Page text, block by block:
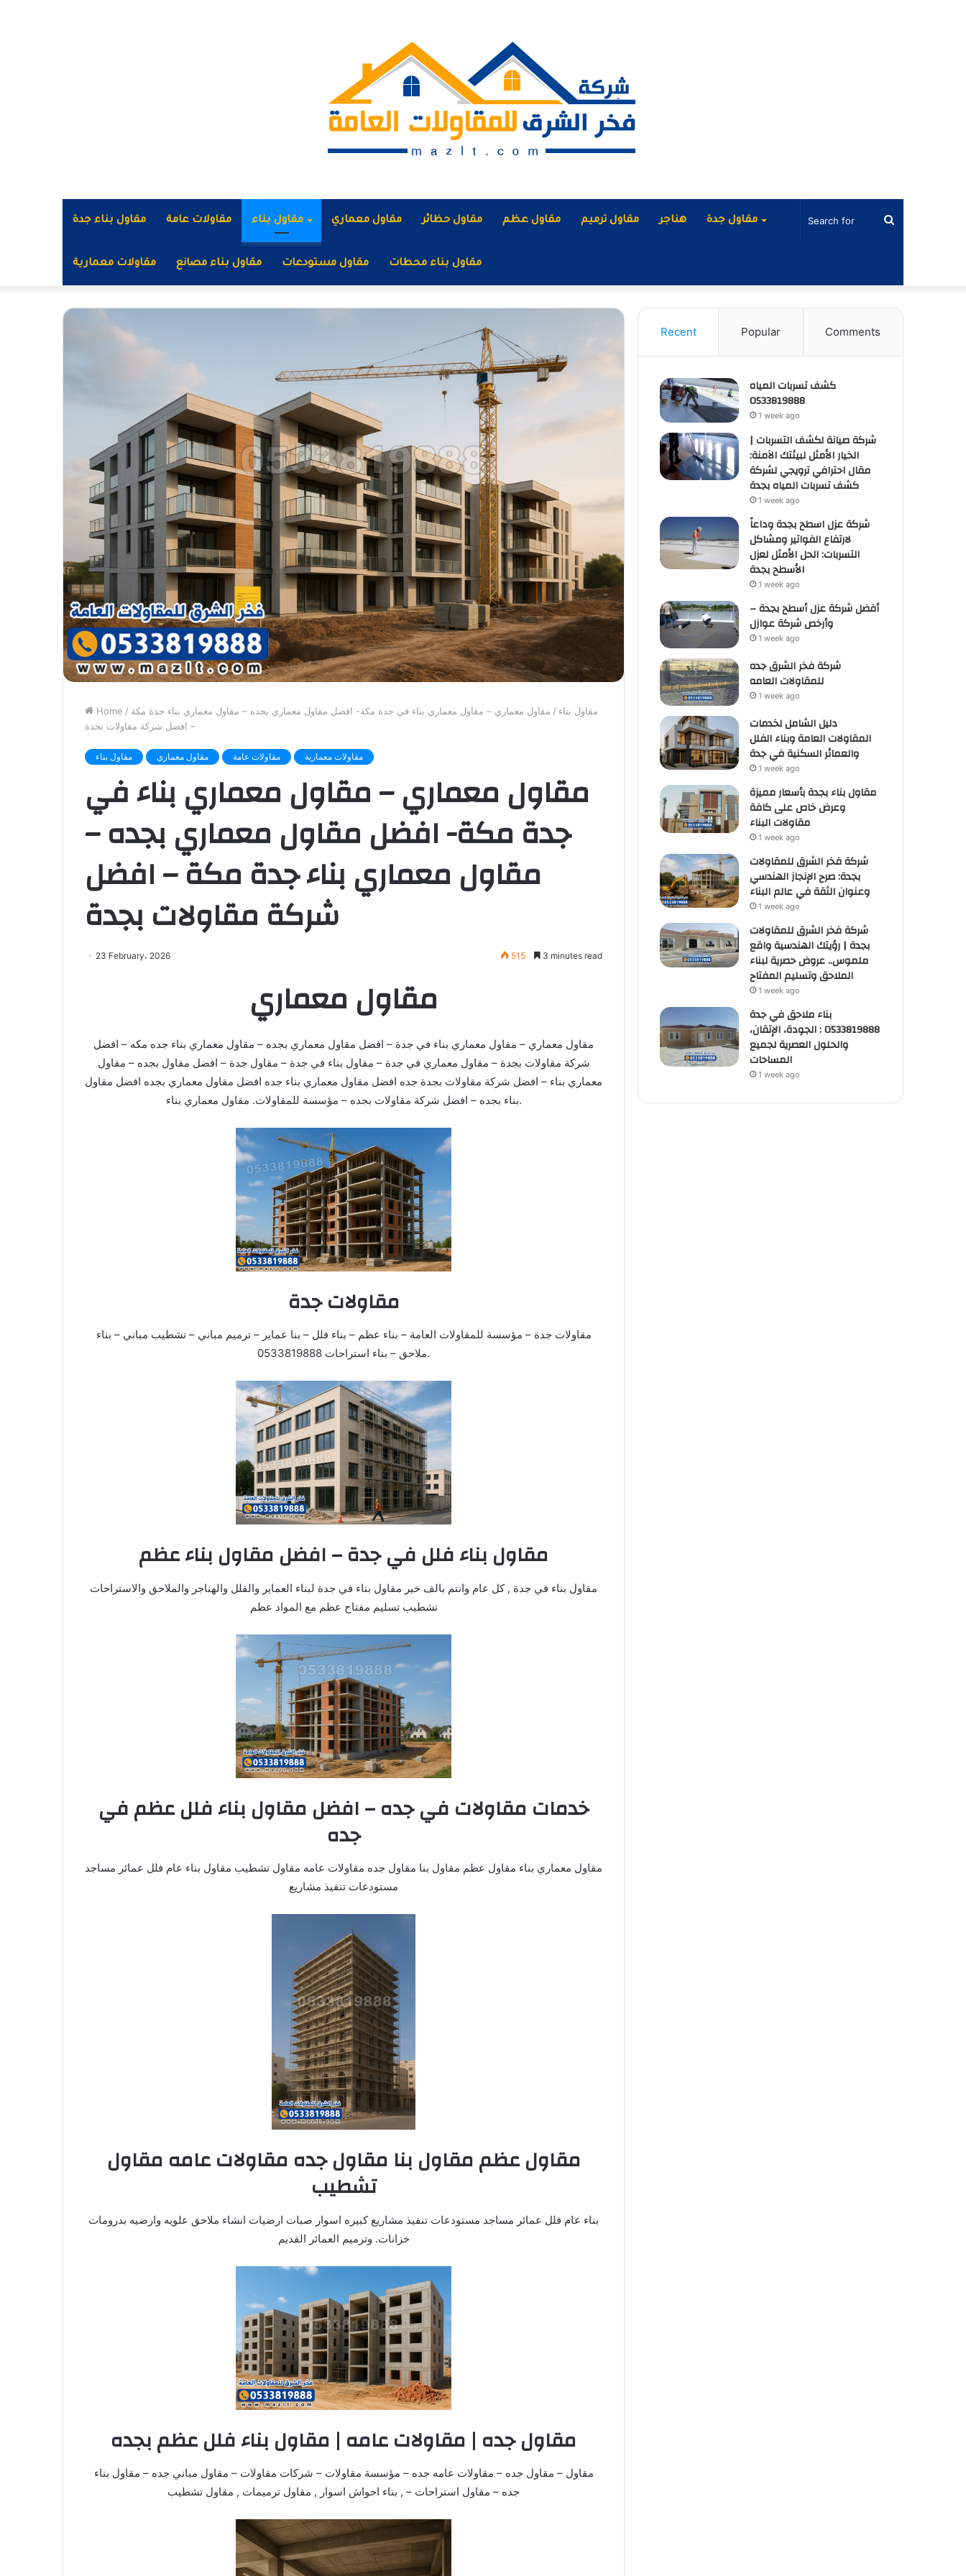
مقاول بناء جدة مقاولات عامة مقاول بناء مقاول معماري مقاول حظائر مقاول عظم مقاول ترميم هناجر مقاول جدة
مقاولات معمارية مقاول بناء مصانع مقاول مستودعات مقاول بناء محطات
Search
Home / مقاول بناء / مقاول معماري – مقاول معماري بناء في جدة مكة- افضل مقاول معماري بجده – مقاول معماري بناء جدة مكة
– افضل شركة مقاولات بجدة
مقاول بناء مقاول معماري مقاولات عامة مقاولات معمارية
مقاول معماري – مقاول معماري بناء في
جدة مكة- افضل مقاول معماري بجده –
مقاول معماري بناء جدة مكة – افضل
شركة مقاولات بجدة
23 February، 2026 515 3 minutes read
مقاول معماري
مقاول معماري – مقاول معماري بناء في جدة – افضل مقاول معماري بجده – مقاول معماري بناء جده مكه – افضل
شركة مقاولات بجدة – مقاول معماري في جدة – مقاول بناء في جدة – مقاول جدة – افضل مقاول بجده – مقاول
معماري بناء – افضل شركة مقاولات بجدة جده افضل مقاول معماري بناء جده افضل مقاول معماري بجده افضل مقاول
بناء بجده – افضل شركة مقاولات بجده – مؤسسة للمقاولات. مقاول معماري بناء.
مقاولات جدة
مقاولات جدة – مؤسسة للمقاولات العامة – بناء عظم – بناء فلل – بنا عماير – ترميم مباني – تشطيب مباني – بناء
ملاحق – بناء استراحات 0533819888.
مقاول بناء فلل في جدة – افضل مقاول بناء عظم
مقاول بناء في جدة , كل عام وانتم بالف خير مقاول بناء في جدة لبناء العماير والفلل والهناجر والملاحق والاستراحات
تشطيب تسليم مفتاح عظم مع المواد عظم
خدمات مقاولات في جده – افضل مقاول بناء فلل عظم في
جده
مقاول معماري بناء مقاول عظم مقاول بنا مقاول جده مقاولات عامه مقاول تشطيب مقاول بناء عام فلل عمائر مساجد
مستودعات تنفيذ مشاريع
مقاول عظم مقاول بنا مقاول جده مقاولات عامه مقاول
تشطيب
بناء عام فلل عمائر مساجد مستودعات تنفيذ مشاريع كبيره اسوار صبات ارضيات انشاء ملاحق علويه وارضيه بدرومات
خزانات. وترميم العمائر القديم
مقاول جده | مقاولات عامه | مقاول بناء فلل عظم بجده
مقاول – مقاول جده – مقاولات عامه جده – مؤسسة مقاولات – شركات مقاولات – مقاول مباني جده – مقاول بناء
جده – مقاول استراحات – , بناء احواش اسوار , مقاول ترميمات , مقاول تشطيب
Recent Popular Comments
كشف تسربات المياه
0533819888
1 week ago
شركة صيانة لكشف التسربات |
الخيار الأمثل لبيئتك الآمنة:
مقال احترافي ترويجي لشركة
كشف تسربات المياه بجدة
1 week ago
شركة عزل اسطح بجدة وداعاً
لارتفاع الفواتير ومشاكل
التسربات: الحل الأمثل لعزل
الأسطح بجدة
1 week ago
أفضل شركة عزل أسطح بجدة –
وأرخص شركة عوازل
1 week ago
شركة فخر الشرق جده
للمقاولات العامه
1 week ago
دليل الشامل لخدمات
المقاولات العامة وبناء الفلل
والعمائر السكنية في جدة
1 week ago
مقاول بناء بجدة بأسعار مميزة
وعرض خاص على كافة
مقاولات البناء
1 week ago
شركة فخر الشرق للمقاولات
بجدة: صرح الإنجاز الهندسي
وعنوان الثقة في عالم البناء
1 week ago
شركة فخر الشرق للمقاولات
بجدة | رؤيتك الهندسية واقع
ملموس.. عروض حصرية لبناء
الملاحق وتسليم المفتاح
1 week ago
بناء ملاحق في جدة
0533819888 : الجودة، الإتقان،
والحلول العصرية لجميع
المساحات
1 week ago